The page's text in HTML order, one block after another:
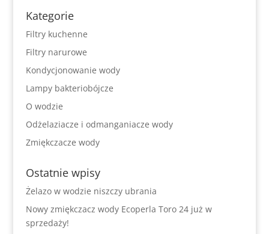
Kategorie
Filtry kuchenne
Filtry narurowe
Kondycjonowanie wody
Lampy bakteriobójcze
O wodzie
Odżelaziacze i odmanganiacze wody
Zmiękczacze wody
Ostatnie wpisy
Żelazo w wodzie niszczy ubrania
Nowy zmiękczacz wody Ecoperla Toro 24 już w
sprzedaży!